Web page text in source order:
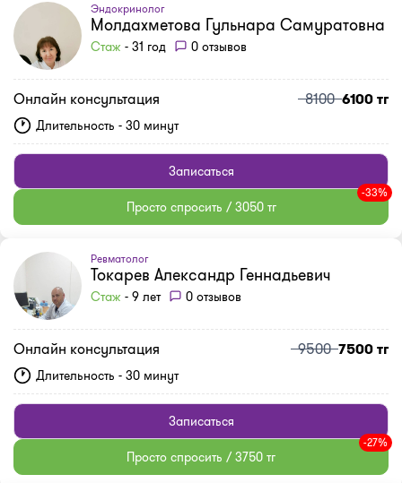
Эндокринолог
Молдахметова Гульнара Самуратовна
Стаж - 31 год 0 отзывов
Онлайн консультация 81006100 тг
Длительность - 30 минут
Записаться
Просто спросить / 3050 тг
-33%
Ревматолог
Токарев Александр Геннадьевич
Стаж - 9 лет 0 отзывов
Онлайн консультация 95007500 тг
Длительность - 30 минут
Записаться
Просто спросить / 3750 тг
-27%